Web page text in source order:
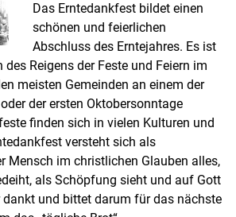
to main content
Das Erntedankfest bildet einen
schönen und feierlichen
Abschluss des Erntejahres. Es ist
Reigens der Feste und Feiern im
meisten Gemeinden an einem der
der ersten Oktobersonntage
finden sich in vielen Kulturen und
versteht sich als
Mensch im christlichen Glauben alles,
als Schöpfung sieht und auf Gott
und bittet darum für das nächste